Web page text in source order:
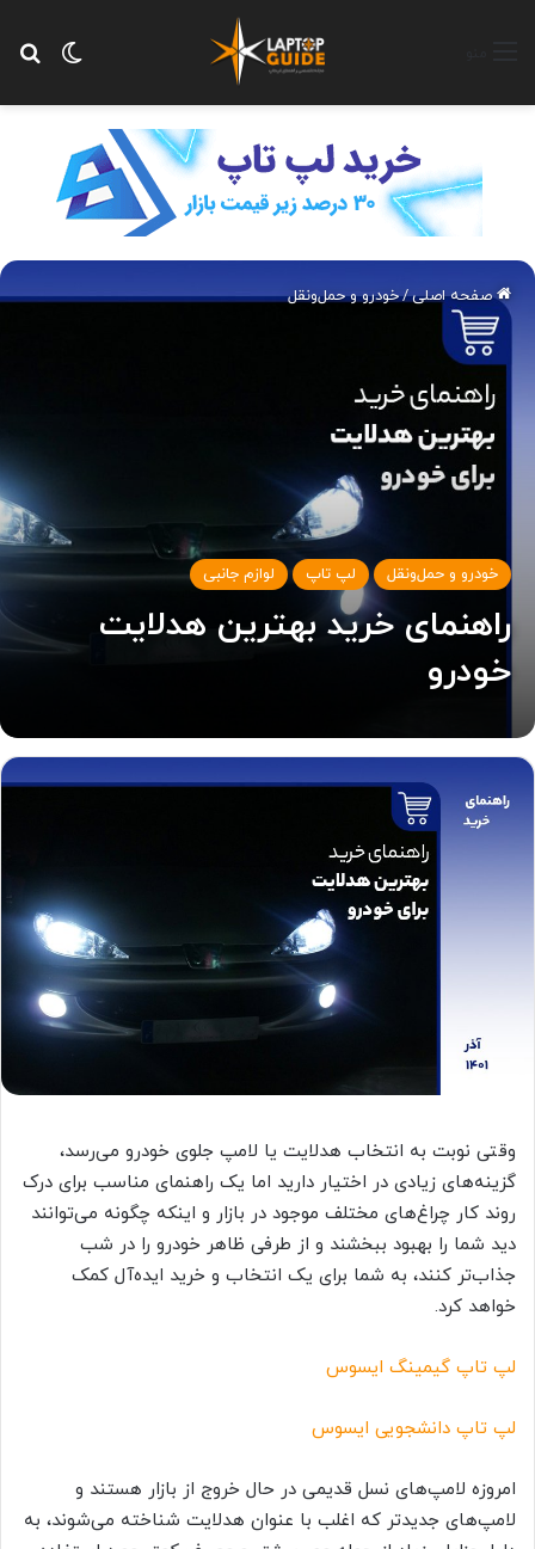
صفحه اصلی/خودرو و حمل‌و‌نقل
خودرو و حمل‌و‌نقل لپ تاپ لوازم جانبی
راهنمای خرید بهترین هدلایت
خودرو
وقتی نوبت به انتخاب هدلایت یا لامپ جلوی خودرو می‌رسد،
گزینه‌های زیادی در اختیار دارید اما یک راهنمای مناسب برای درک
روند کار چراغ‌های مختلف موجود در بازار و اینکه چگونه می‌توانند
دید شما را بهبود ببخشند و از طرفی ظاهر خودرو را در شب
جذاب‌تر کنند، به شما برای یک انتخاب و خرید ایده‌آل کمک
خواهد کرد.
لپ تاپ گیمینگ ایسوس
لپ تاپ دانشجویی ایسوس
امروزه لامپ‌های نسل قدیمی در حال خروج از بازار هستند و
لامپ‌های جدیدتر که اغلب با عنوان هدلایت شناخته می‌شوند، به